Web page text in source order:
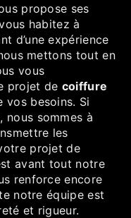
propose ses
habitez à
d’une expérience
mettons tout en
vous
projet de coiffure
vos besoins. Si
, nous sommes à
les
projet de
avant tout notre
renforce encore
notre équipe est
et rigueur.